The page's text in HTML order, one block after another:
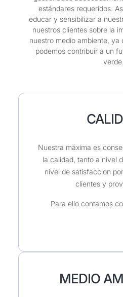
estándares requeridos.
educar y sensibilizar a
nuestros clientes sobre la
nuestro medio ambiente, ya
podemos contribuir a un
verde.
Nuestra máxima es
la calidad, tanto a nivel
nivel de satisfacción
clientes y
Para ello contamos
MEDIO